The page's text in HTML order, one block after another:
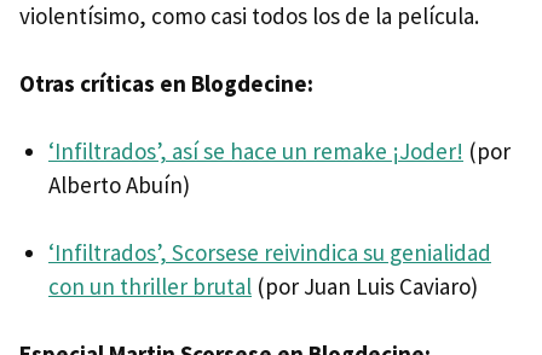
violentísimo, como casi todos los de la película.
Otras críticas en Blogdecine:
‘Infiltrados’, así se hace un remake ¡Joder! (por
Alberto Abuín)
‘Infiltrados’, Scorsese reivindica su genialidad
con un thriller brutal (por Juan Luis Caviaro)